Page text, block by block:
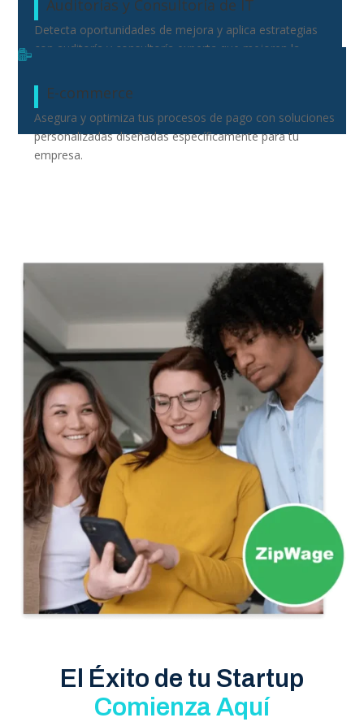
Auditorías y Consultoría de IT
Detecta oportunidades de mejora y aplica estrategias
con auditoría y consultoría experta que mejoren la
E-commerce
Asegura y optimiza tus procesos de pago con soluciones
personalizadas diseñadas específicamente para tu
empresa.
El Éxito de tu Startup
Comienza Aquí